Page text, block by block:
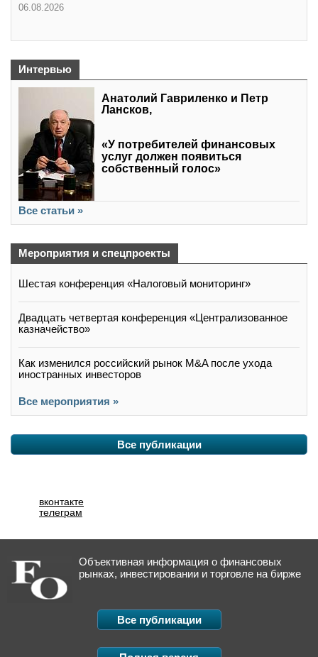
06.08.2026
Интервью
Анатолий Гавриленко и Петр
Лансков,
«У потребителей финансовых
услуг должен появиться
собственный голос»
Все статьи »
Мероприятия и спецпроекты
Шестая конференция «Налоговый мониторинг»
Двадцать четвертая конференция «Централизованное
казначейство»
Как изменился российский рынок M&A после ухода
иностранных инвесторов
Все мероприятия »
Все публикации
вконтакте
телеграм
Объективная информация о финансовых
рынках, инвестировании и торговле на бирже
Все публикации